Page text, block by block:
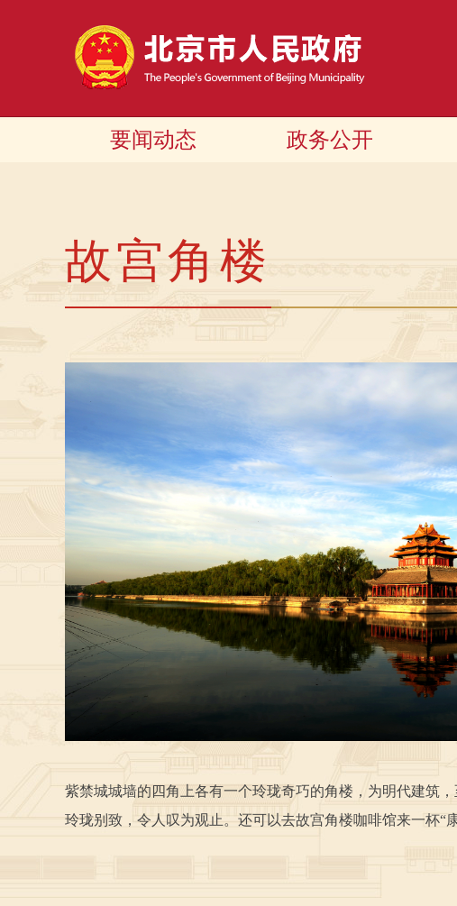
要闻动态 政务公开
故宫角楼
紫禁城城墙的四角上各有一个玲珑奇巧的角楼，为明代建筑
玲珑别致，令人叹为观止。还可以去故宫角楼咖啡馆来一杯“